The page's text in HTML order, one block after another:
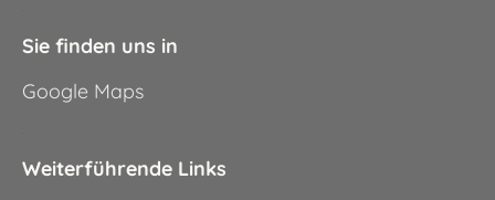
Sie finden uns in
Google Maps
Weiterführende Links